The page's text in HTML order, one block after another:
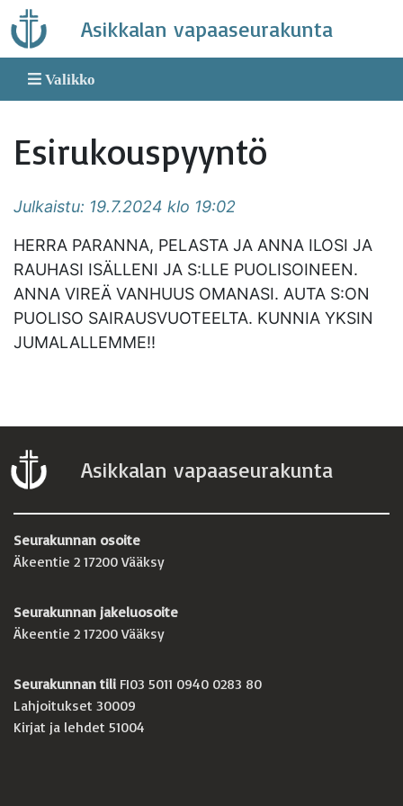
Skip
to
content
Asikkalan vapaaseurakunta
Valikko
Esirukouspyyntö
Julkaistu: 19.7.2024 klo 19:02
HERRA PARANNA, PELASTA JA ANNA ILOSI JA
RAUHASI ISÄLLENI JA S:LLE PUOLISOINEEN.
ANNA VIREÄ VANHUUS OMANASI. AUTA S:ON
PUOLISO SAIRAUSVUOTEELTA. KUNNIA YKSIN
JUMALALLEMME!!
Asikkalan vapaaseurakunta
Seurakunnan osoite
Äkeentie 2 17200 Vääksy
Seurakunnan jakeluosoite
Äkeentie 2 17200 Vääksy
Seurakunnan tili FI03 5011 0940 0283 80
Lahjoitukset 30009
Kirjat ja lehdet 51004